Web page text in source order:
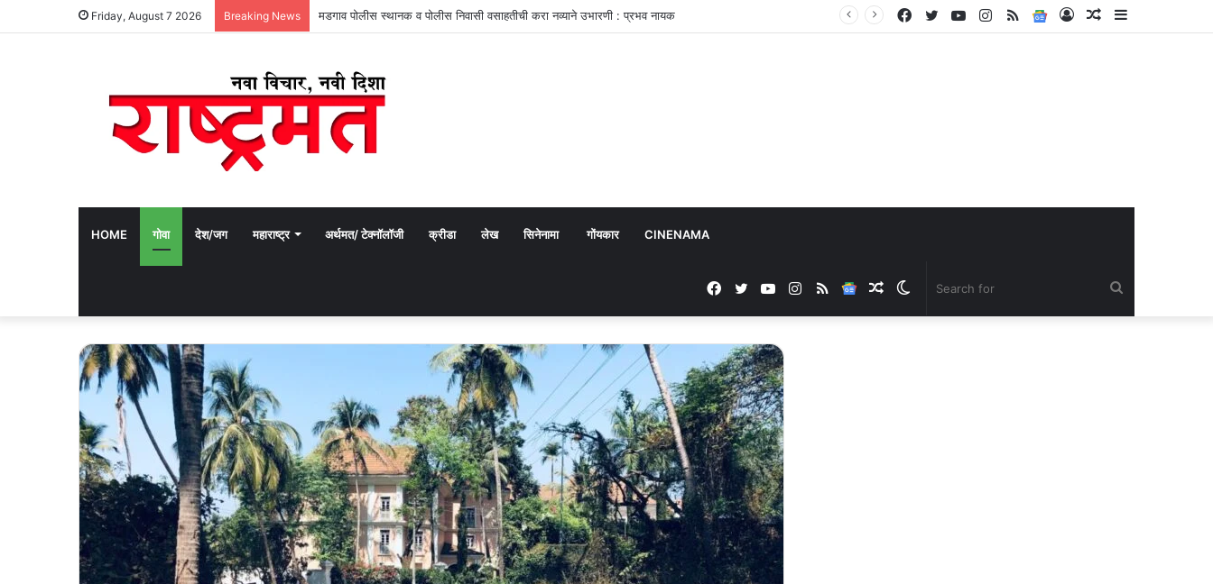
Friday, August 7 2026 Breaking News मडगाव पोलीस स्थानक व पोलीस निवासी वसाहतीची करा नव्याने उभारणी : प्रभव नायक Sidebar
Random
Log
Google
RSS
Instagram
YouTube
Twitter
Facebook
HOME गोवा देश/जग महाराष्ट्र अर्थमत/ टेक्नॉलॉजी क्रीडा लेख सिनेनामा गोंयकार CINENAMA
Switch
Random
Google
RSS
Instagram
YouTube
Twitter
Facebook